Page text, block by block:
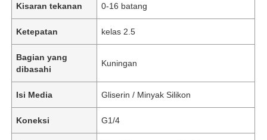
Kisaran tekanan 0-16 batang
Ketepatan kelas 2.5
Bagian yang
dibasahi
Kuningan
Isi Media Gliserin / Minyak Silikon
Koneksi G1/4